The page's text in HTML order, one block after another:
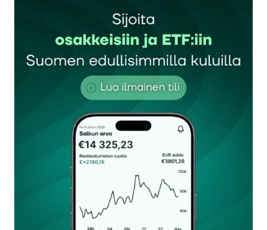
Sähköpostiosoitettasi ei julkaista.Pakolliset
kentät on merkitty*
Kommentti*
Nimesi tai nimimerkkisi